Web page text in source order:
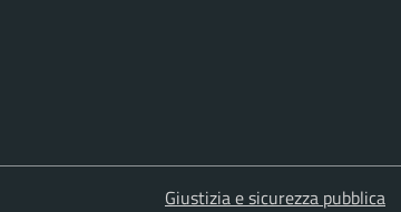
Giustizia e sicurezza pubblica